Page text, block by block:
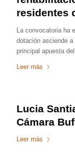
residentes
La convocatoria ha
dotación asciende
principal apuesta
Leer más
Lucia
Cámara
Leer más